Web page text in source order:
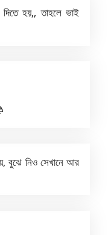
দিতে হয়,, তাহলে ভাই
বুঝে নিও সেখানে আর